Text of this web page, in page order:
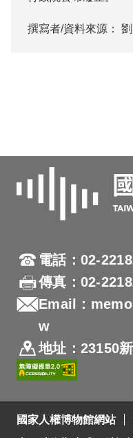
撰寫者/資料來源：
電話：02-
傳真：02-
Email：
w
地址：23150
國家人權博物館網站